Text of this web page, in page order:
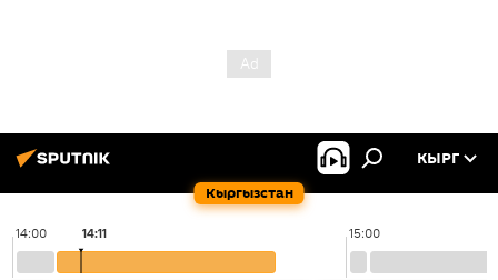
Кыргызстан
КЫРГ
14:00 15:00
14:11